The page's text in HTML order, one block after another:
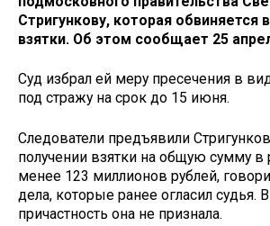
Стригункову, которая обвиняется
взятки. Об этом сообщает 25
Суд избрал ей меру пресечения в
под стражу на срок до 15 июня.
Следователи предъявили
получении взятки на общую сумму в
менее 123 миллионов рублей,
дела, которые ранее огласил судья.
причастность она не признала.